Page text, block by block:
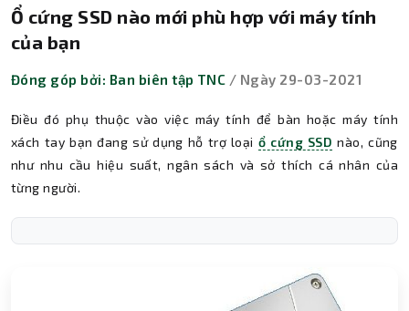
Ổ cứng SSD nào mới phù hợp với máy tính
của bạn
Đóng góp bởi: Ban biên tập TNC / Ngày 29-03-2021
Điều đó phụ thuộc vào việc máy tính để bàn hoặc máy tính
xách tay bạn đang sử dụng hỗ trợ loại ổ cứng SSD nào, cũng
như nhu cầu hiệu suất, ngân sách và sở thích cá nhân của
từng người.